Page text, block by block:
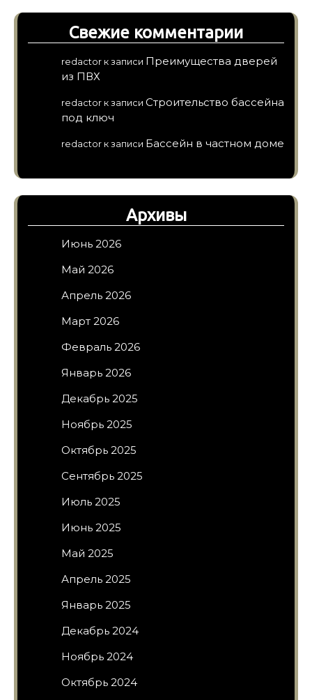
Свежие комментарии
redactor к записи Преимущества дверей
из ПВХ
redactor к записи Строительство бассейна
под ключ
redactor к записи Бассейн в частном доме
Архивы
Июнь 2026
Май 2026
Апрель 2026
Март 2026
Февраль 2026
Январь 2026
Декабрь 2025
Ноябрь 2025
Октябрь 2025
Сентябрь 2025
Июль 2025
Июнь 2025
Май 2025
Апрель 2025
Январь 2025
Декабрь 2024
Ноябрь 2024
Октябрь 2024